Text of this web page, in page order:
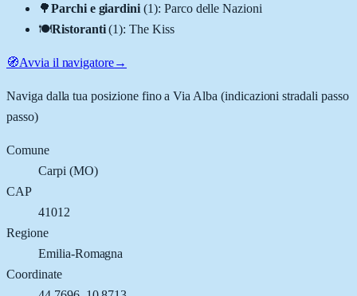
🌳Parchi e giardini (1): Parco delle Nazioni
🍽️Ristoranti (1):The Kiss
🧭Avvia il navigatore→
Naviga dalla tua posizione fino aVia Alba (indicazioni stradali passo
passo)
Comune
Carpi (MO)
CAP
41012
Regione
Emilia-Romagna
Coordinate